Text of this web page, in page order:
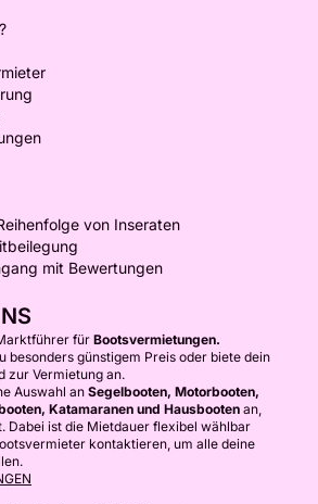
von Inseraten
mit Bewertungen
für Bootsvermietungen.
besonders günstigem Preis oder biete dein
zur Vermietung an.
Auswahl anSegelbooten, Motorbooten,
Katamaranen und Hausbooten an,
Dabei ist die Mietdauer flexibel wählbar
kontaktieren, um alle deine